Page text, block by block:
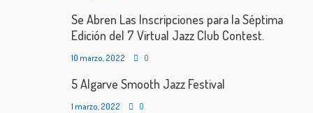
Se Abren Las Inscripciones para la Séptima
Edición del 7 Virtual Jazz Club Contest.
10 marzo, 2022 0
5 Algarve Smooth Jazz Festival
1 marzo, 2022 0